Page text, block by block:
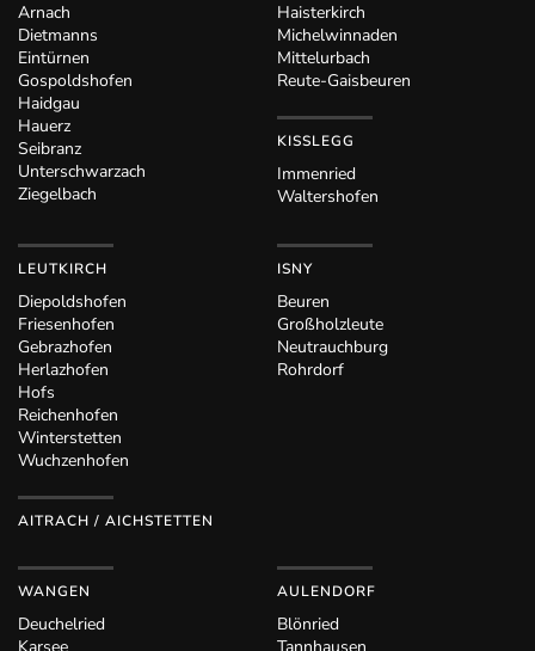
Arnach
Dietmanns
Eintürnen
Gospoldshofen
Haidgau
Hauerz
Seibranz
Unterschwarzach
Ziegelbach
Haisterkirch
Michelwinnaden
Mittelurbach
Reute-Gaisbeuren
KISSLEGG
Immenried
Waltershofen
LEUTKIRCH
Diepoldshofen
Friesenhofen
Gebrazhofen
Herlazhofen
Hofs
Reichenhofen
Winterstetten
Wuchzenhofen
AITRACH / AICHSTETTEN
ISNY
Beuren
Großholzleute
Neutrauchburg
Rohrdorf
WANGEN
Deuchelried
AULENDORF
Blönried